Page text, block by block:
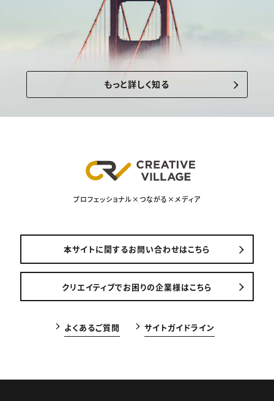
もっと詳しく知る
プロフェッショナル×つながる×メディア
本サイトに関するお問い合わせはこちら
クリエイティブでお困りの企業様はこちら
よくあるご質問 サイトガイドライン